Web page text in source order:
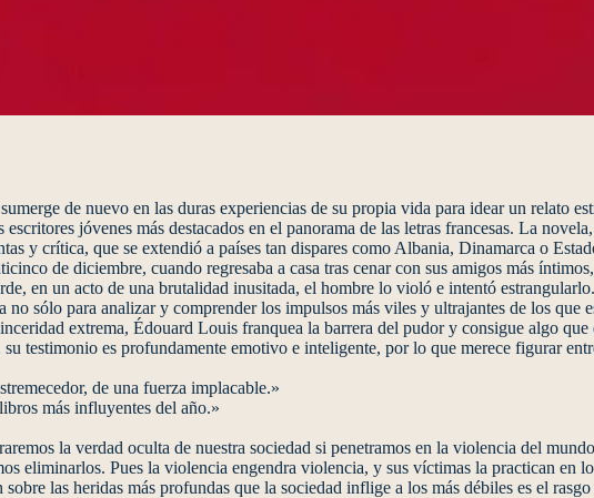
de nuevo en las duras experiencias de su propia vida para idear un relato
jóvenes más destacados en el panorama de las letras francesas. La
y crítica, que se extendió a países tan dispares como Albania, Dinamarca o
de diciembre, cuando regresaba a casa tras cenar con sus amigos más
en un acto de una brutalidad inusitada, el hombre lo violó e intentó
sólo para analizar y comprender los impulsos más viles y ultrajantes de los que
extrema, Édouard Louis franquea la barrera del pudor y consigue algo que
testimonio es profundamente emotivo e inteligente, por lo que merece figurar
de una fuerza implacable.»
más influyentes del año.»
la verdad oculta de nuestra sociedad si penetramos en la violencia del
eliminarlos. Pues la violencia engendra violencia, y sus víctimas la practican en
las heridas más profundas que la sociedad inflige a los más débiles es el